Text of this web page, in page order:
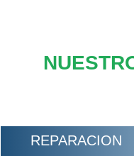
REPARACION